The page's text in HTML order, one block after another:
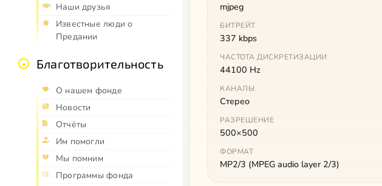
Наши друзья
Известные люди о
Предании
Благотворительность
О нашем фонде
Новости
Отчёты
Им помогли
Мы помним
Программы фонда
mjpeg
БИТРЕЙТ
337 kbps
ЧАСТОТА ДИСКРЕТИЗАЦИИ
44100 Hz
КАНАЛЫ
Стерео
РАЗРЕШЕНИЕ
500×500
ФОРМАТ
MP2/3 (MPEG audio layer 2/3)